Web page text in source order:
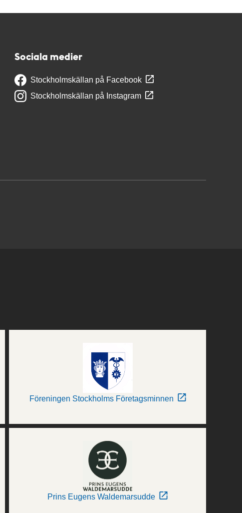
Sociala medier
Stockholmskällan på Facebook
Stockholmskällan på Instagram
Föreningen Stockholms Företagsminnen
Prins Eugens Waldemarsudde